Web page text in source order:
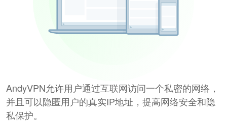
AndyVPN允许用户通过互联网访问一个私密的网络，
并且可以隐匿用户的真实IP地址，提高网络安全和隐
私保护。